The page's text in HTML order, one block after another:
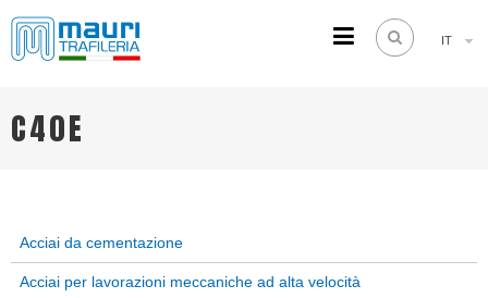
IT
C40E
Acciai da cementazione
Acciai per lavorazioni meccaniche ad alta velocità